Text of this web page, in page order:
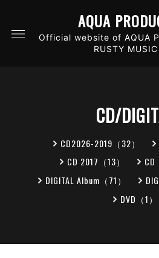
AQUA
Official website of AQUA
RUSTY
CD/
CD2026-2019（32）
CD 2017（13）
CD
DIGITAL Album（71）
DVD（1）